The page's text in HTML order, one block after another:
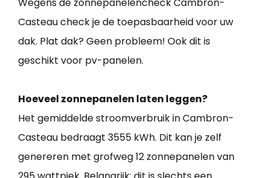
Casteau check je de toepasbaarheid voor uw
dak. Plat dak? Geen probleem! Ook dit is
geschikt voor pv-panelen.
Hoeveel zonnepanelen laten leggen?
Het gemiddelde stroomverbruik in Cambron-
Casteau bedraagt 3555 kWh. Dit kan je zelf
genereren met grofweg 12 zonnepanelen van